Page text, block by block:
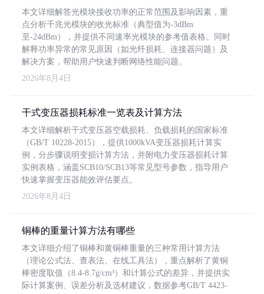
本文详细解答光模块接收功率的正常范围及影响因素，重
点分析千兆光模块的收光标准（典型值为-3dBm
至-24dBm），并提供不同速率光模块的参考值表格。同时
解释功率异常的常见原因（如光纤损耗、连接器问题）及
解决方案，帮助用户快速判断网络性能问题。
2026年8月4日
干式变压器损耗标准一览表及计算方法
本文详细解析干式变压器空载损耗、负载损耗的国家标准
（GB/T 10228-2015），提供1000kVA变压器损耗计算实
例，分步骤说明变损计算方法，并附电力变压器损耗计算
实例表格，涵盖SCB10/SCB13等常见型号参数，指导用户
快速掌握变压器能效评估要点。
2026年8月4日
铜棒的重量计算方法有哪些
本文详细介绍了铜棒和黄铜棒重量的三种常用计算方法
（理论公式法、查表法、在线工具法），重点解析了黄铜
棒密度取值（8.4-8.7g/cm³）和计算公式的差异，并提供实
际计算案例、误差分析及选材建议，数据参考GB/T 4423-